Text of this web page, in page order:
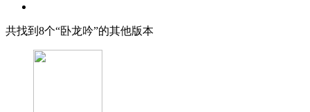
共找到 8个“卧龙吟”的其他版本